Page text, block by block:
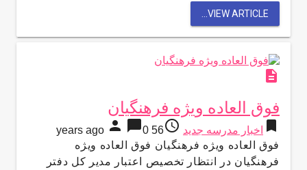
VIEW ARTICLE...
description
فوق العاده ویژه فرهنگیان
bookmark اخبار مدرسه جدید access_time
56 years ago
person chat_bubble0
فوق العاده ویژه فرهنگیان فوق العاده ویژه
فرهنگیان در انتظار تخصیص اعتبار مدیر کل دفتر